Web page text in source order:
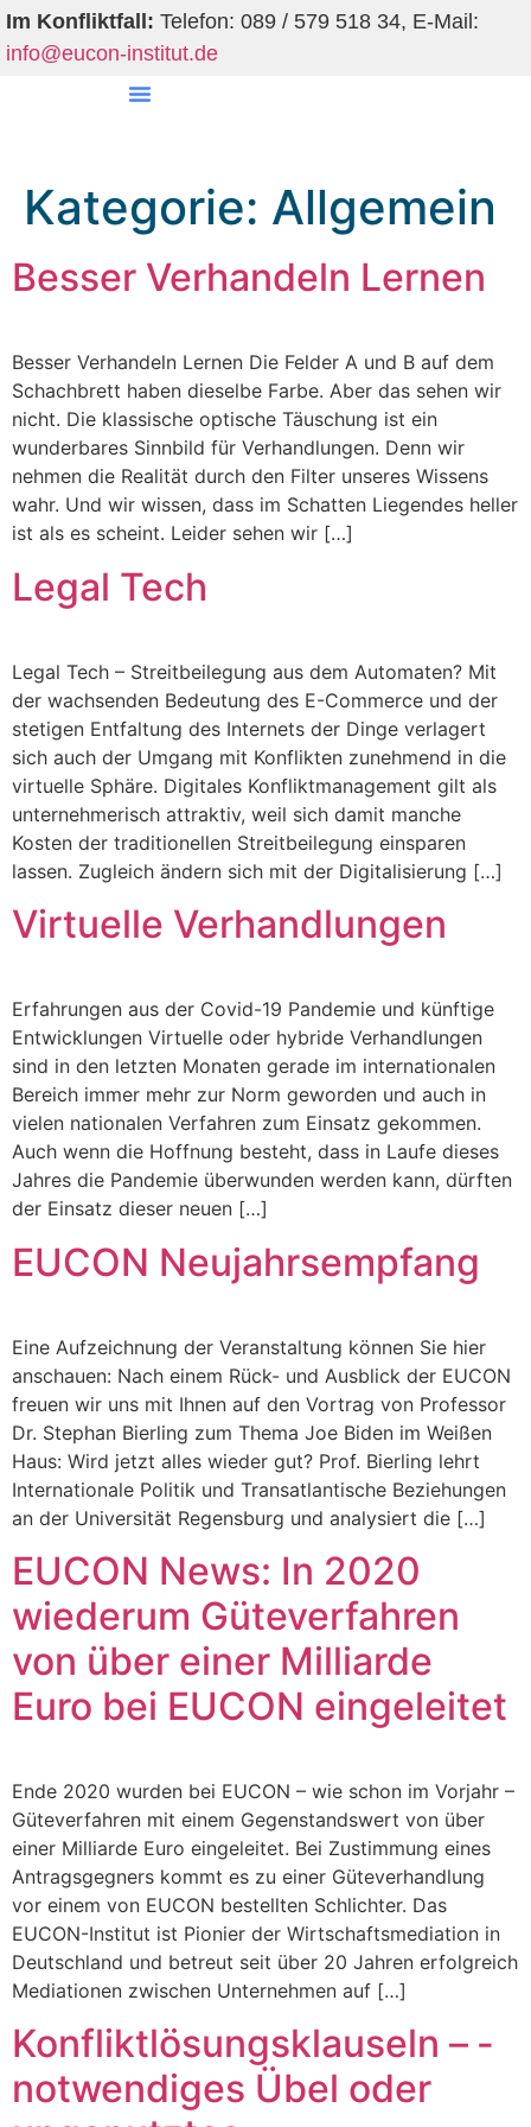
Im Konfliktfall: Telefon: 089 / 579 518 34, E-Mail:
info@eucon-institut.de
Kategorie: Allgemein
Besser Verhandeln Lernen
Besser Verhandeln Lernen Die Felder A und B auf dem
Schachbrett haben dieselbe Farbe. Aber das sehen wir
nicht. Die klassische optische Täuschung ist ein
wunderbares Sinnbild für Verhandlungen. Denn wir
nehmen die Realität durch den Filter unseres Wissens
wahr. Und wir wissen, dass im Schatten Liegendes heller
ist als es scheint. Leider sehen wir […]
Legal Tech
Legal Tech – Streitbeilegung aus dem Automaten? Mit
der wachsenden Bedeutung des E-Commerce und der
stetigen Entfaltung des Internets der Dinge verlagert
sich auch der Umgang mit Konflikten zunehmend in die
virtuelle Sphäre. Digitales Konfliktmanagement gilt als
unternehmerisch attraktiv, weil sich damit manche
Kosten der traditionellen Streitbeilegung einsparen
lassen. Zugleich ändern sich mit der Digitalisierung […]
Virtuelle Verhandlungen
Erfahrungen aus der Covid-19 Pandemie und künftige
Entwicklungen Virtuelle oder hybride Verhandlungen
sind in den letzten Monaten gerade im internationalen
Bereich immer mehr zur Norm geworden und auch in
vielen nationalen Verfahren zum Einsatz gekommen.
Auch wenn die Hoffnung besteht, dass in Laufe dieses
Jahres die Pandemie überwunden werden kann, dürften
der Einsatz dieser neuen […]
EUCON Neujahrsempfang
Eine Aufzeichnung der Veranstaltung können Sie hier
anschauen: Nach einem Rück- und Ausblick der EUCON
freuen wir uns mit Ihnen auf den Vortrag von Professor
Dr. Stephan Bierling zum Thema Joe Biden im Weißen
Haus: Wird jetzt alles wieder gut? Prof. Bierling lehrt
Internationale Politik und Transatlantische Beziehungen
an der Universität Regensburg und analysiert die […]
EUCON News: In 2020
wiederum Güteverfahren
von über einer Milliarde
Euro bei EUCON eingeleitet
Ende 2020 wurden bei EUCON – wie schon im Vorjahr –
Güteverfahren mit einem Gegenstandswert von über
einer Milliarde Euro eingeleitet. Bei Zustimmung eines
Antragsgegners kommt es zu einer Güteverhandlung
vor einem von EUCON bestellten Schlichter. Das
EUCON-Institut ist Pionier der Wirtschaftsmediation in
Deutschland und betreut seit über 20 Jahren erfolgreich
Mediationen zwischen Unternehmen auf […]
Konfliktlösungsklauseln – ­
notwendiges Übel oder